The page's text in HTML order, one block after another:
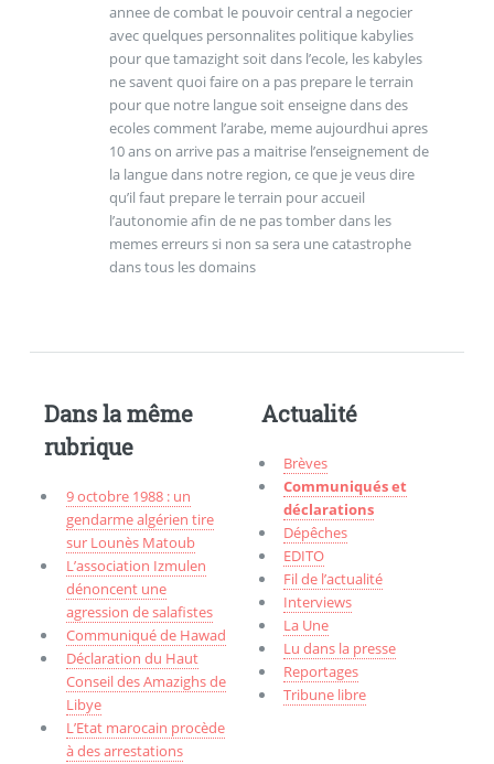
annee de combat le pouvoir central a negocier
avec quelques personnalites politique kabylies
pour que tamazight soit dans l’ecole, les kabyles
ne savent quoi faire on a pas prepare le terrain
pour que notre langue soit enseigne dans des
ecoles comment l’arabe, meme aujourdhui apres
10 ans on arrive pas a maitrise l’enseignement de
la langue dans notre region, ce que je veus dire
qu’il faut prepare le terrain pour accueil
l’autonomie afin de ne pas tomber dans les
memes erreurs si non sa sera une catastrophe
dans tous les domains
Dans la même
rubrique
9 octobre 1988 : un
gendarme algérien tire
sur Lounès Matoub
L’association Izmulen
dénoncent une
agression de salafistes
Communiqué de Hawad
Déclaration du Haut
Conseil des Amazighs de
Libye
L’Etat marocain procède
à des arrestations
Actualité
Brèves
Communiqués et
déclarations
Dépêches
EDITO
Fil de l’actualité
Interviews
La Une
Lu dans la presse
Reportages
Tribune libre